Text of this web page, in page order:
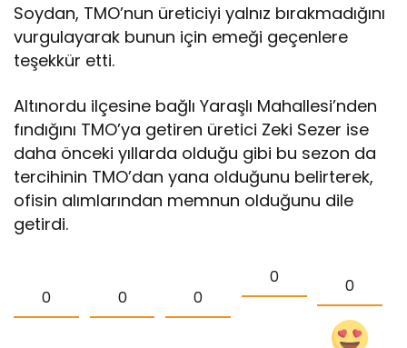
Soydan, TMO’nun üreticiyi yalnız bırakmadığını
vurgulayarak bunun için emeği geçenlere
teşekkür etti.
Altınordu ilçesine bağlı Yaraşlı Mahallesi’nden
fındığını TMO’ya getiren üretici Zeki Sezer ise
daha önceki yıllarda olduğu gibi bu sezon da
tercihinin TMO’dan yana olduğunu belirterek,
ofisin alımlarından memnun olduğunu dile
getirdi.
0 0 0
0 0